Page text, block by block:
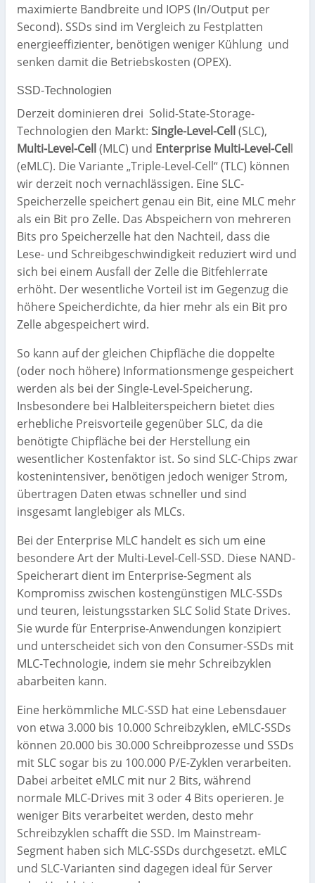
maximierte Bandbreite und IOPS (In/Output per
Second). SSDs sind im Vergleich zu Festplatten
energieeffizienter, benötigen weniger Kühlung und
senken damit die Betriebskosten (OPEX).
SSD-Technologien
Derzeit dominieren drei Solid-State-Storage-
Technologien den Markt: Single-Level-Cell (SLC),
Multi-Level-Cell (MLC) und Enterprise Multi-Level-Cell
(eMLC). Die Variante „Triple-Level-Cell“ (TLC) können
wir derzeit noch vernachlässigen. Eine SLC-
Speicherzelle speichert genau ein Bit, eine MLC mehr
als ein Bit pro Zelle. Das Abspeichern von mehreren
Bits pro Speicherzelle hat den Nachteil, dass die
Lese- und Schreibgeschwindigkeit reduziert wird und
sich bei einem Ausfall der Zelle die Bitfehlerrate
erhöht. Der wesentliche Vorteil ist im Gegenzug die
höhere Speicherdichte, da hier mehr als ein Bit pro
Zelle abgespeichert wird.
So kann auf der gleichen Chipfläche die doppelte
(oder noch höhere) Informationsmenge gespeichert
werden als bei der Single-Level-Speicherung.
Insbesondere bei Halbleiterspeichern bietet dies
erhebliche Preisvorteile gegenüber SLC, da die
benötigte Chipfläche bei der Herstellung ein
wesentlicher Kostenfaktor ist. So sind SLC-Chips zwar
kostenintensiver, benötigen jedoch weniger Strom,
übertragen Daten etwas schneller und sind
insgesamt langlebiger als MLCs.
Bei der Enterprise MLC handelt es sich um eine
besondere Art der Multi-Level-Cell-SSD. Diese NAND-
Speicherart dient im Enterprise-Segment als
Kompromiss zwischen kostengünstigen MLC-SSDs
und teuren, leistungsstarken SLC Solid State Drives.
Sie wurde für Enterprise-Anwendungen konzipiert
und unterscheidet sich von den Consumer-SSDs mit
MLC-Technologie, indem sie mehr Schreibzyklen
abarbeiten kann.
Eine herkömmliche MLC-SSD hat eine Lebensdauer
von etwa 3.000 bis 10.000 Schreibzyklen, eMLC-SSDs
können 20.000 bis 30.000 Schreibprozesse und SSDs
mit SLC sogar bis zu 100.000 P/E-Zyklen verarbeiten.
Dabei arbeitet eMLC mit nur 2 Bits, während
normale MLC-Drives mit 3 oder 4 Bits operieren. Je
weniger Bits verarbeitet werden, desto mehr
Schreibzyklen schafft die SSD. Im Mainstream-
Segment haben sich MLC-SSDs durchgesetzt. eMLC
und SLC-Varianten sind dagegen ideal für Server